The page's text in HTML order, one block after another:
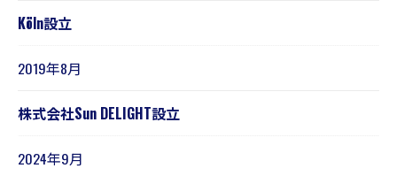
Köln設立
2019年8月
株式会社Sun DELIGHT設立
2024年9月